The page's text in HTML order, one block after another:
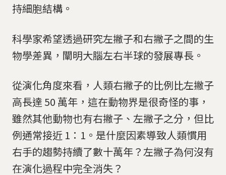
持細胞結構。
科學家希望透過研究左撇子和右撇子之間的生
物學差異，闡明大腦左右半球的發展專長。
從演化角度來看，人類右撇子的比例比左撇子
高長達 50 萬年，這在動物界是很奇怪的事，
雖然其他動物也有右撇子、左撇子之分，但比
例通常接近 1：1。是什麼因素導致人類慣用
右手的趨勢持續了數十萬年？左撇子為何沒有
在演化過程中完全消失？